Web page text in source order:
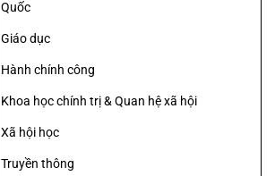
Quốc
Giáo dục
Hành chính công
Khoa học chính trị & Quan hệ xã hội
Xã hội học
Truyền thông